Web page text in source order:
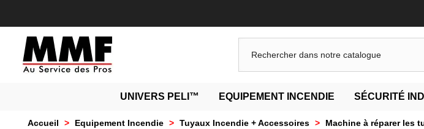
UNIVERS PELI™ EQUIPEMENT INCENDIE SÉCURITÉ
Accueil > Equipement Incendie > Tuyaux Incendie + Accessoires > Machine à réparer les